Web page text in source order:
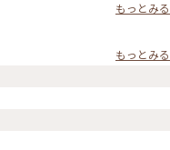
もっとみる
もっとみる